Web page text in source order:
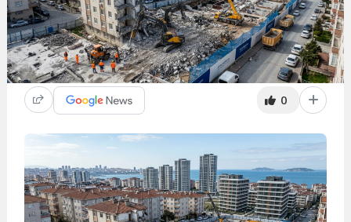
0